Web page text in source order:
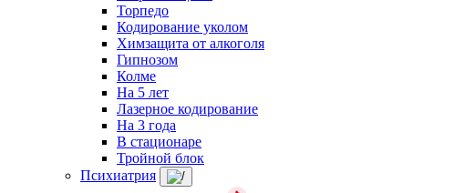
Торпедо
Кодирование уколом
Химзащита от алкоголя
Гипнозом
Колме
На 5 лет
Лазерное кодирование
На 3 года
В стационаре
Тройной блок
Психиатрия